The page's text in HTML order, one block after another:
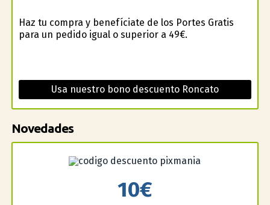
Haz tu compra y benefíciate de los Portes Gratis
para un pedido igual o superior a 49€.
Usa nuestro bono descuento Roncato
Novedades
10€